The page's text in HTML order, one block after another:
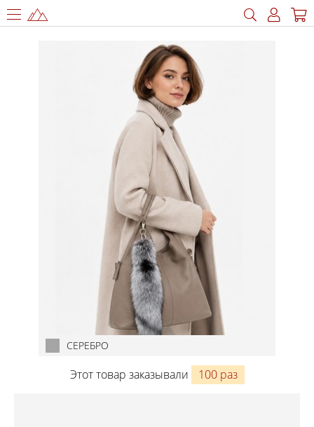
СЕРЕБРО
Этот товар заказывали 100 раз